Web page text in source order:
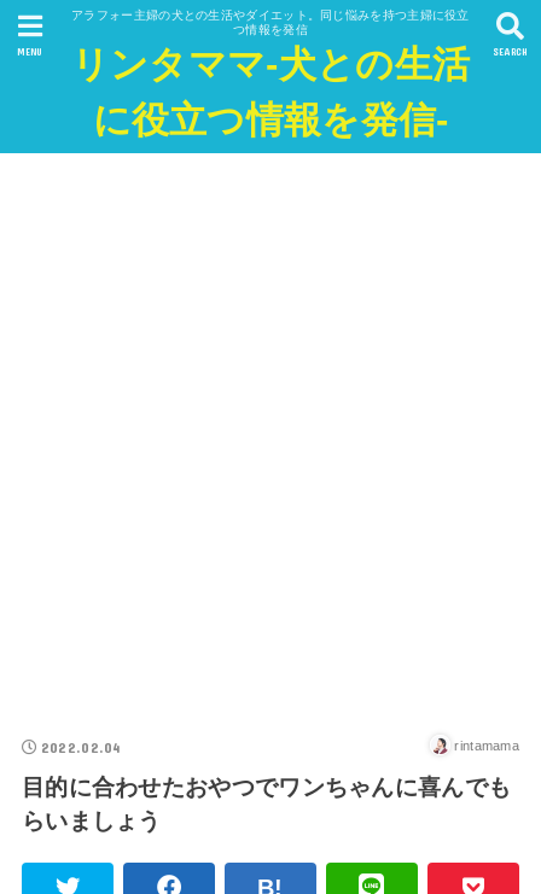
アラフォー主婦の犬との生活やダイエット。同じ悩みを持つ主婦に役立
つ情報を発信
リンタママ-犬との生活
に役立つ情報を発信-
SEARCH
MENU
2022.02.04 rintamama
目的に合わせたおやつでワンちゃんに喜んでも
らいましょう